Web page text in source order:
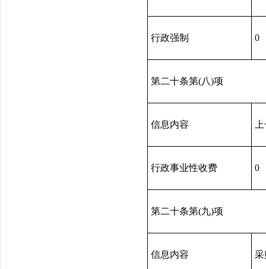
行政强制 0
第二十条第(八)项
信息内容
行政事业性收费 0
第二十条第(九)项
信息内容 采